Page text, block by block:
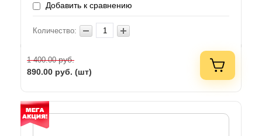
Добавить к сравнению
Количество:
1 400.00руб.
890.00 руб. (шт)